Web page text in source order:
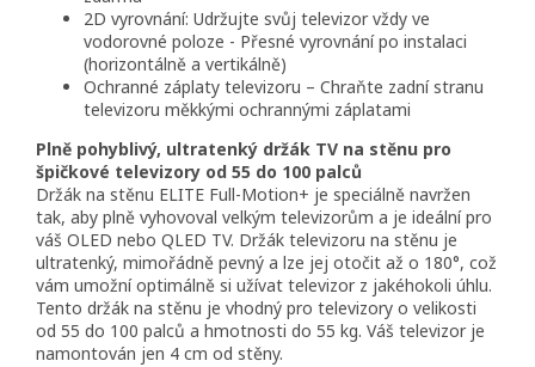
2D vyrovnání: Udržujte svůj televizor vždy ve
vodorovné poloze - Přesné vyrovnání po instalaci
(horizontálně a vertikálně)
Ochranné záplaty televizoru – Chraňte zadní stranu
televizoru měkkými ochrannými záplatami
Plně pohyblivý, ultratenký držák TV na stěnu pro
špičkové televizory od 55 do 100 palců
Držák na stěnu ELITE Full-Motion+ je speciálně navržen
tak, aby plně vyhovoval velkým televizorům a je ideální pro
váš OLED nebo QLED TV. Držák televizoru na stěnu je
ultratenký, mimořádně pevný a lze jej otočit až o 180°, což
vám umožní optimálně si užívat televizor z jakéhokoli úhlu.
Tento držák na stěnu je vhodný pro televizory o velikosti
od 55 do 100 palců a hmotnosti do 55 kg. Váš televizor je
namontován jen 4 cm od stěny.